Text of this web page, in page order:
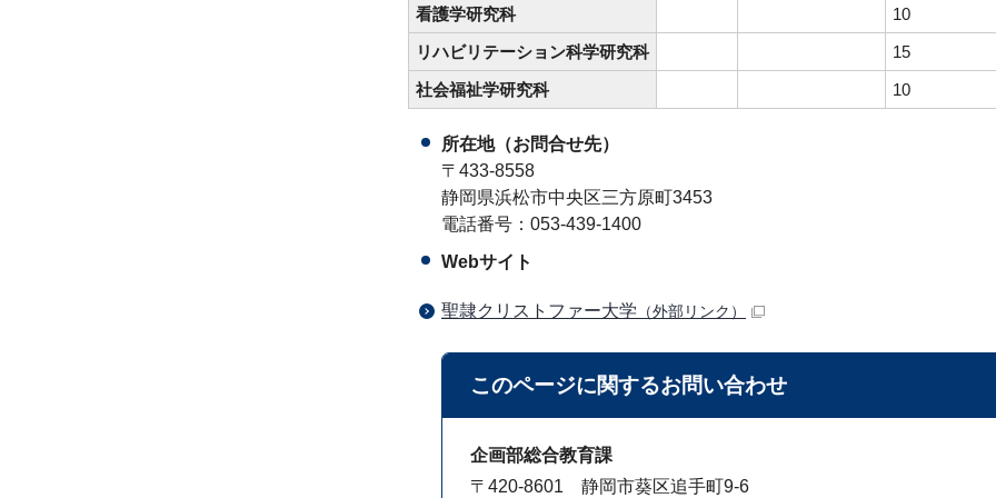
看護学研究科
10
リハビリテーション科学研究科
15
社会福祉学研究科
10
所在地（お問合せ先）
〒433-8558
静岡県浜松市中央区三方原町3453
電話番号：053-439-1400
Webサイト
聖隷クリストファー大学 （外部リンク）
このページに関するお問い合わせ
企画部総合教育課
〒420-8601 静岡市葵区追手町9-6